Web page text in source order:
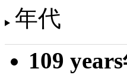
年代
109